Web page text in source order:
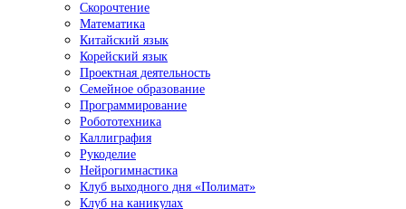
Скорочтение
Математика
Китайский язык
Корейский язык
Проектная деятельность
Семейное образование
Программирование
Робототехника
Каллиграфия
Рукоделие
Нейрогимнастика
Клуб выходного дня «Полимат»
Клуб на каникулах